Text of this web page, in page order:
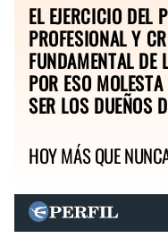
EL EJERCICIO DEL
PROFESIONAL Y
FUNDAMENTAL DE
POR ESO
SER LOS DUEÑOS
HOY MÁS QUE